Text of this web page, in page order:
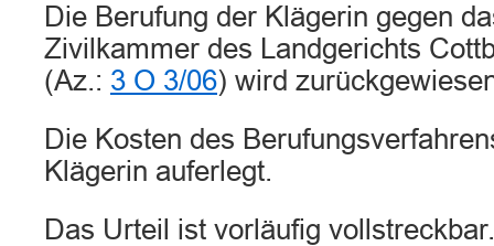
Die Berufung der Klägerin gegen
Zivilkammer des Landgerichts
(Az.: 3 O 3/06) wird
Die Kosten des
Klägerin auferlegt.
Das Urteil ist vorläufig vollstreckbar.